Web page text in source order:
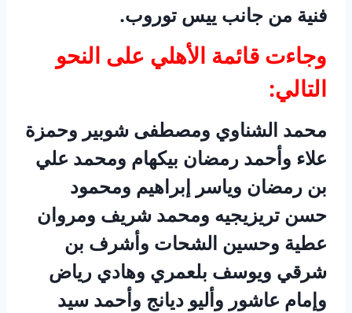
فنية من جانب ييس توروب.
وجاءت قائمة الأهلي على النحو
التالي:
محمد الشناوي ومصطفى شوبير وحمزة
علاء وأحمد رمضان بيكهام ومحمد علي
بن رمضان وياسر إبراهيم ومحمود
حسن تريزيجيه ومحمد شريف ومروان
عطية وحسين الشحات وأشرف بن
شرقي ويوسف بلعمري وهادي رياض
وإمام عاشور وأليو ديانج وأحمد سيد